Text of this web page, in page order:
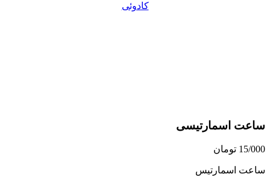
کادوئی
ساعت اسمارتیسی
15/000 تومان
ساعت اسمارتیس